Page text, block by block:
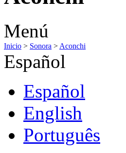
Menú
Inicio > Sonora > Aconchi
Español
Español
English
Português